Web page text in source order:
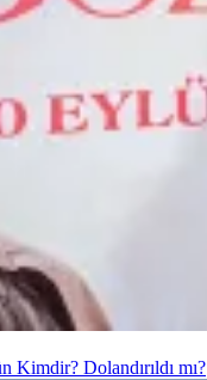
Kimdir? Dolandırıldı mı?